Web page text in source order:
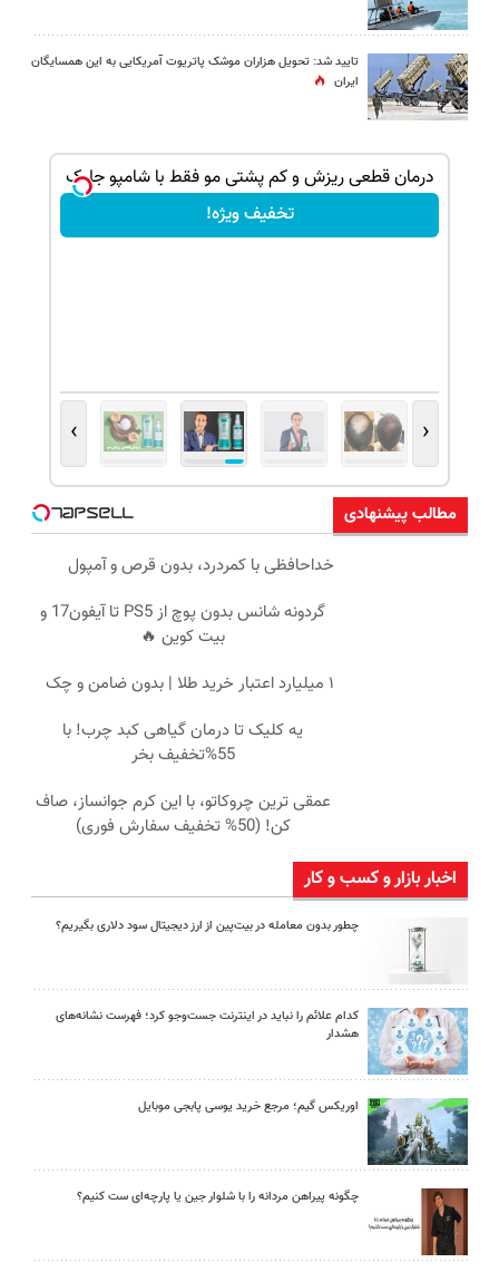
تایید شد: تحویل هزاران موشک پاتریوت آمریکایی به این همسایگان
ایران
درمان قطعی ریزش و کم پشتی مو فقط با شامپو جلبک
تخفیف ویژه!
‹
›
مطالب پیشنهادی
خداحافظی با کمردرد، بدون قرص و آمپول
گردونه شانس بدون پوچ از PS5 تا آیفون17 و
بیت کوین 🔥
۱ میلیارد اعتبار خرید طلا | بدون ضامن و چک
یه کلیک تا درمان گیاهی کبد چرب! با
55%تخفیف بخر
عمقی ترین چروکاتو، با این کرم جوانساز، صاف
کن! (50% تخفیف سفارش فوری)
اخبار بازار و کسب و کار
چطور بدون معامله در بیت‌پین از ارز دیجیتال سود دلاری بگیریم؟
کدام علائم را نباید در اینترنت جست‌وجو کرد؛ فهرست نشانه‌های
هشدار
اوریکس گیم؛ مرجع خرید یوسی پابجی موبایل
چگونه پیراهن مردانه را با شلوار جین یا پارچه‌ای ست کنیم؟